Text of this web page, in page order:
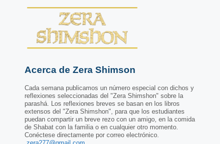
Acerca de Zera Shimson
Cada semana publicamos un número especial con dichos y
reflexiones seleccionadas del "Zera Shimshon" sobre la
parashá. Los reflexiones breves se basan en los libros
extensos del "Zera Shimshon", para que los estudiantes
puedan compartir un breve rezo con un amigo, en la comida
de Shabat con la familia o en cualquier otro momento.
Conéctese directamente por correo electrónico.